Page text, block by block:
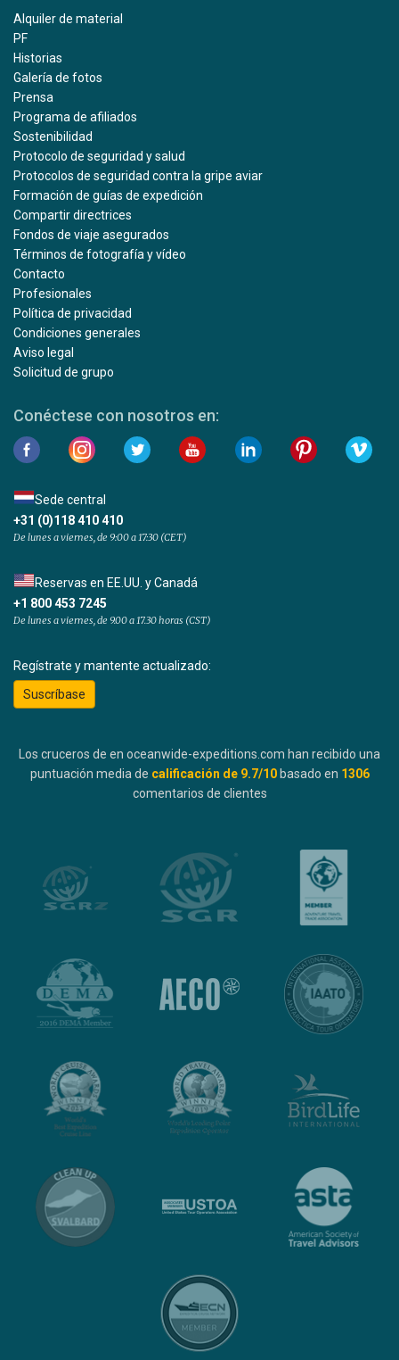
Alquiler de material
PF
Historias
Galería de fotos
Prensa
Programa de afiliados
Sostenibilidad
Protocolo de seguridad y salud
Protocolos de seguridad contra la gripe aviar
Formación de guías de expedición
Compartir directrices
Fondos de viaje asegurados
Términos de fotografía y vídeo
Contacto
Profesionales
Política de privacidad
Condiciones generales
Aviso legal
Solicitud de grupo
Conéctese con nosotros en:
Sede central
+31 (0)118 410 410
De lunes a viernes, de 9:00 a 17:30 (CET)
Reservas en EE.UU. y Canadá
+1 800 453 7245
De lunes a viernes, de 9.00 a 17.30 horas (CST)
Regístrate y mantente actualizado:
Suscríbase
Los cruceros de en oceanwide-expeditions.com han recibido una
puntuación media de calificación de 9.7/10 basado en 1306
comentarios de clientes